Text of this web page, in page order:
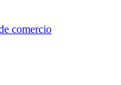
comercio